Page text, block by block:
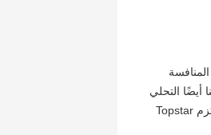
أيضًا التحلي
بالمرونة في دعم العملاء لتلبية متطلبات السوق ، والتي تعد إحدى طرقنا الفعالة لكسب حصة في السوق.في المستقبل ، ستلتزم Topstar